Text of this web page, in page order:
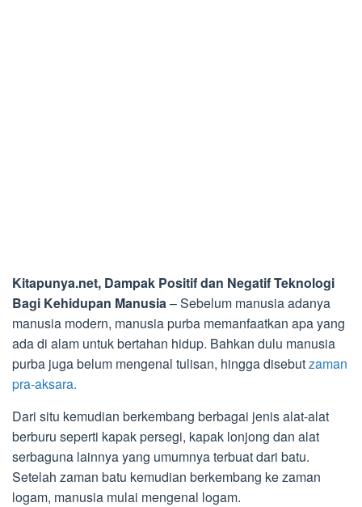
Kitapunya.net, Dampak Positif dan Negatif Teknologi
Bagi Kehidupan Manusia – Sebelum manusia adanya
manusia modern, manusia purba memanfaatkan apa yang
ada di alam untuk bertahan hidup. Bahkan dulu manusia
purba juga belum mengenal tulisan, hingga disebutzaman
pra-aksara.
Dari situ kemudian berkembang berbagai jenis alat-alat
berburu seperti kapak persegi, kapak lonjong dan alat
serbaguna lainnya yang umumnya terbuat dari batu.
Setelah zaman batu kemudian berkembang ke zaman
logam, manusia mulai mengenal logam.